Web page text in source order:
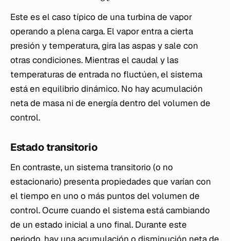
Este es el caso típico de una turbina de vapor
operando a plena carga. El vapor entra a cierta
presión y temperatura, gira las aspas y sale con
otras condiciones. Mientras el caudal y las
temperaturas de entrada no fluctúen, el sistema
está en equilibrio dinámico. No hay acumulación
neta de masa ni de energía dentro del volumen de
control.
Estado transitorio
En contraste, un sistema transitorio (o no
estacionario) presenta propiedades que varían con
el tiempo en uno o más puntos del volumen de
control. Ocurre cuando el sistema está cambiando
de un estado inicial a uno final. Durante este